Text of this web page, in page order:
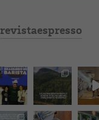
revistaespresso